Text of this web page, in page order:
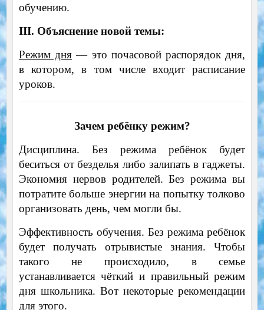
обучению.
III. Объяснение новой темы:
Режим дня — это почасовой распорядок дня,
в котором, в том числе входит расписание
уроков.
Зачем ребёнку режим?
Дисциплина. Без режима ребёнок будет
беситься от безделья либо залипать в гаджеты.
Экономия нервов родителей. Без режима вы
потратите больше энергии на попытку толково
организовать день, чем могли бы.
Эффективность обучения. Без режима ребёнок
будет получать отрывистые знания. Чтобы
такого не происходило, в семье
устанавливается чёткий и правильный режим
дня школьника. Вот некоторые рекомендации
для этого.